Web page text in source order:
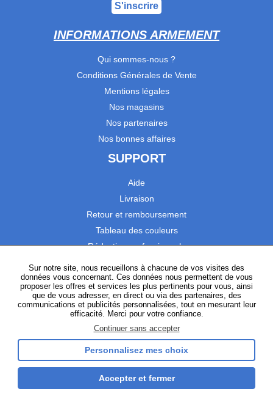
S'inscrire
INFORMATIONS ARMEMENT
Qui sommes-nous ?
Conditions Générales de Vente
Mentions légales
Nos magasins
Nos partenaires
Nos bonnes affaires
SUPPORT
Aide
Livraison
Retour et remboursement
Tableau des couleurs
Réduction professionnels
Satisfaction Clients
SUIVEZ-NOUS
InstagramTikTokFacebookYouTubeLinkedIn
Gestion des cookies
Sur notre site, nous recueillons à chacune de vos visites des
données vous concernant. Ces données nous permettent de vous
proposer les offres et services les plus pertinents pour vous, ainsi
que de vous adresser, en direct ou via des partenaires, des
communications et publicités personnalisées, tout en mesurant leur
efficacité. Merci pour votre confiance.
Continuer sans accepter
Personnalisez mes choix
Accepter et fermer